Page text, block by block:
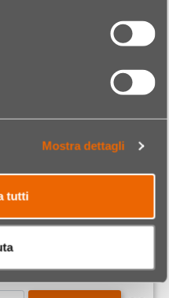
Mostra dettagli
tutti
N. 6.5 BIONDO